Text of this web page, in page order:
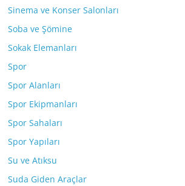
Sinema ve Konser Salonları
Soba ve Şömine
Sokak Elemanları
Spor
Spor Alanları
Spor Ekipmanları
Spor Sahaları
Spor Yapıları
Su ve Atıksu
Suda Giden Araçlar